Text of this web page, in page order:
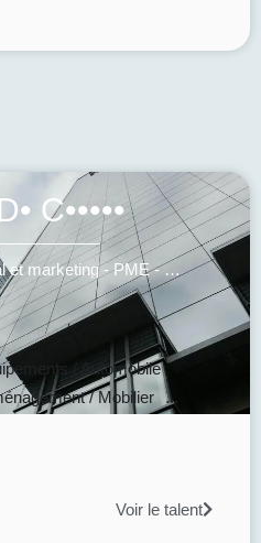
C•••••
Directeur commercial et marketing - PME - Industrie
/ Automobile
/ Mobilier ...
Voir le talent